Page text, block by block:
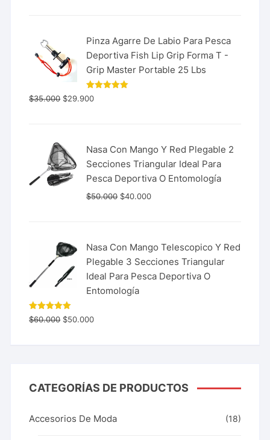
Pinza Agarre De Labio Para Pesca
Deportiva Fish Lip Grip Forma T -
Grip Master Portable 25 Lbs
Valorado
con
$35.000 $29.900
Nasa Con Mango Y Red Plegable 2
Secciones Triangular Ideal Para
Pesca Deportiva O Entomología
$50.000 $40.000
Nasa Con Mango Telescopico Y Red
Plegable 3 Secciones Triangular
Ideal Para Pesca Deportiva O
Entomología
Valorado
con 5.00
$60.000 $50.000
CATEGORÍAS DE PRODUCTOS
Accesorios De Moda (18)